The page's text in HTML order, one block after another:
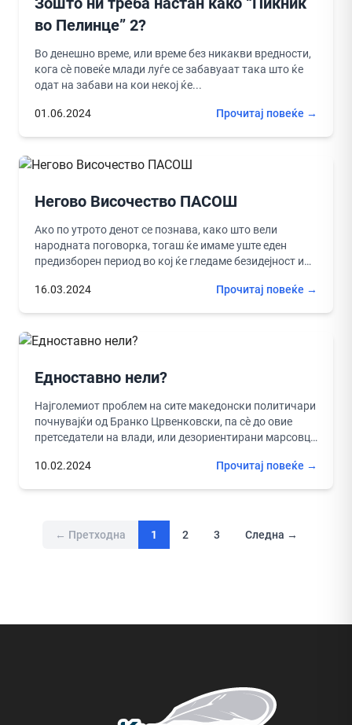
во Пелинце” 2?
Во денешно време, или време без никакви вредности,
кога сѐ повеќе млади луѓе се забавуаат така што ќе
одат на забави на кои некој ќе...
01.06.2024 Прочитај повеќе →
Негово Височество ПАСОШ
Ако по утрото денот се познава, како што вели
народната поговорка, тогаш ќе имаме уште еден
предизборен период во кој ќе гледаме безидејност и
16.03.2024
Прочитај повеќе →
Едноставно нели?
Најголемиот проблем на сите македонски политичари
почнувајќи од Бранко Црвенковски, па сѐ до овие
претседатели на влади, или дезориентирани марсовци
10.02.2024
Прочитај повеќе →
← Претходна 1 2 3 Следна →